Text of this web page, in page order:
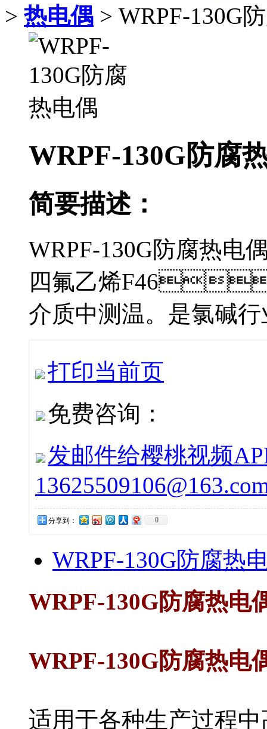
> 热电偶 > WRPF-130G
WRPF-130G防腐
简要描述：
WRPF-130G防腐热电偶
四氟乙烯F46
介质中测温。是氯碱行
打印当前页
免费咨询：
发邮件给樱桃视频APP
分享到： 0
WRPF-130G防腐热
WRPF-130G防腐热电
WRPF-130G防腐热电
适用于各种生产过程中高